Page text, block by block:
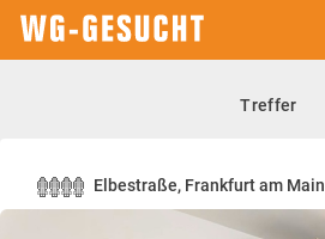
Treffer
Elbestraße, Frankfurt am Main